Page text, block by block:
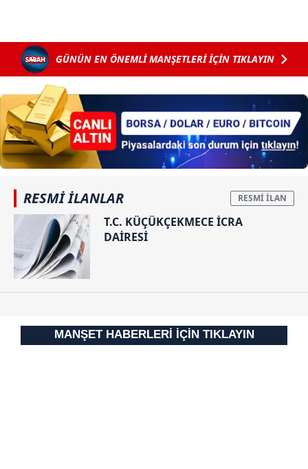
GÜNÜN EN ÖNEMLİ MANŞETLERİ İÇİN TIKLAYIN
RESMİ İLANLAR
T.C. KÜÇÜKÇEKMECE İCRA
DAİRESİ
MANŞET HABERLERİ İÇİN TIKLAYIN